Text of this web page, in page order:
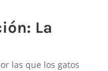
La
las que los gatos